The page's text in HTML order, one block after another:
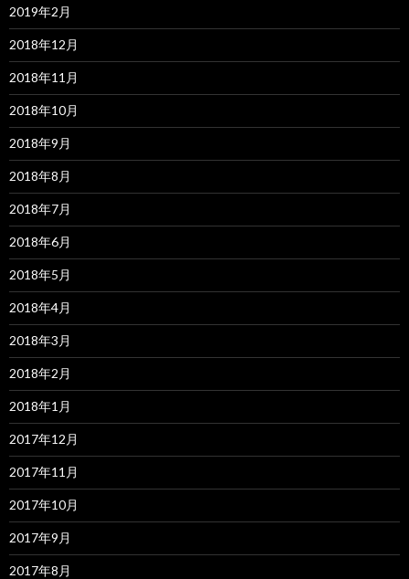
2019年2月
2018年12月
2018年11月
2018年10月
2018年9月
2018年8月
2018年7月
2018年6月
2018年5月
2018年4月
2018年3月
2018年2月
2018年1月
2017年12月
2017年11月
2017年10月
2017年9月
2017年8月